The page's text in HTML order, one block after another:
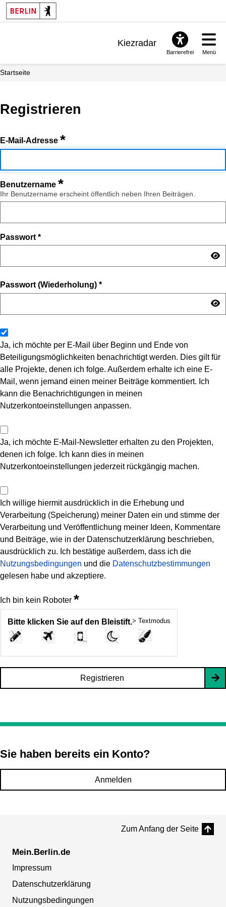
Kiezradar
Barrierefrei Menü
Startseite
Registrieren
E-Mail-Adresse *
Benutzername *
Ihr Benutzername erscheint öffentlich neben Ihren Beiträgen.
Passwort *
Passwort (Wiederholung) *
Ja, ich möchte per E-Mail über Beginn und Ende von
Beteiligungsmöglichkeiten benachrichtigt werden. Dies gilt für
alle Projekte, denen ich folge. Außerdem erhalte ich eine E-
Mail, wenn jemand einen meiner Beiträge kommentiert. Ich
kann die Benachrichtigungen in meinen
Nutzerkontoeinstellungen anpassen.
Ja, ich möchte E-Mail-Newsletter erhalten zu den Projekten,
denen ich folge. Ich kann dies in meinen
Nutzerkontoeinstellungen jederzeit rückgängig machen.
Ich willige hiermit ausdrücklich in die Erhebung und
Verarbeitung (Speicherung) meiner Daten ein und stimme der
Verarbeitung und Veröffentlichung meiner Ideen, Kommentare
und Beiträge, wie in der Datenschutzerklärung beschrieben,
ausdrücklich zu. Ich bestätige außerdem, dass ich die
Nutzungsbedingungen und die Datenschutzbestimmungen
gelesen habe und akzeptiere.
Ich bin kein Roboter *
Bitte klicken Sie auf den Bleistift.> Textmodus
Registrieren
Sie haben bereits ein Konto?
Anmelden
Zum Anfang der Seite
Mein.Berlin.de
Impressum
Datenschutzerklärung
Nutzungsbedingungen